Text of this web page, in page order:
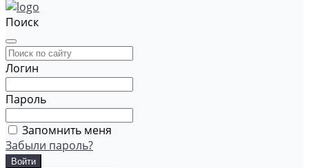
Поиск
Логин
Пароль
Запомнить меня
Забыли пароль?